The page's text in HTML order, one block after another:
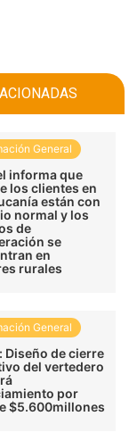
General
informa que
los clientes en
están con
normal y los
de
se
en
rurales
General
Diseño de cierre
del vertedero
por
$5.600millones